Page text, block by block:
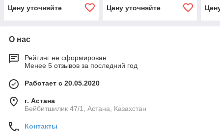
Цену уточняйте
Цену уточняйте
О нас
Рейтинг не сформирован
Менее 5 отзывов за последний год
Работает с 20.05.2020
г. Астана
Бейбитшилик 47/1, Астана, Казахстан
Контакты